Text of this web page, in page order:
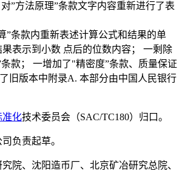
”方法原理”条款文字内容重新进行了表
”条款内重新表述计算公式和结果的单
表示到小数 点后的位数内容； 一剩除
款； 一增加了"精密度”条款、质量保证
旧版本中附录A. 本部分由中国人民银行
准化技术委员会（SAC/TC180）归口。
负责起草。
院、沈阳造币厂、北京矿冶研究总院、